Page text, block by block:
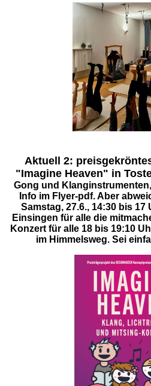
Aktuell 2:
"Imagine Heaven" in
Gong und
Info im Flyer-pdf. Aber
Samstag, 27.6., 14:30 bis 17
Einsingen für alle die
Konzert für alle 18 bis 19:10
im Himmelsweg. Sei